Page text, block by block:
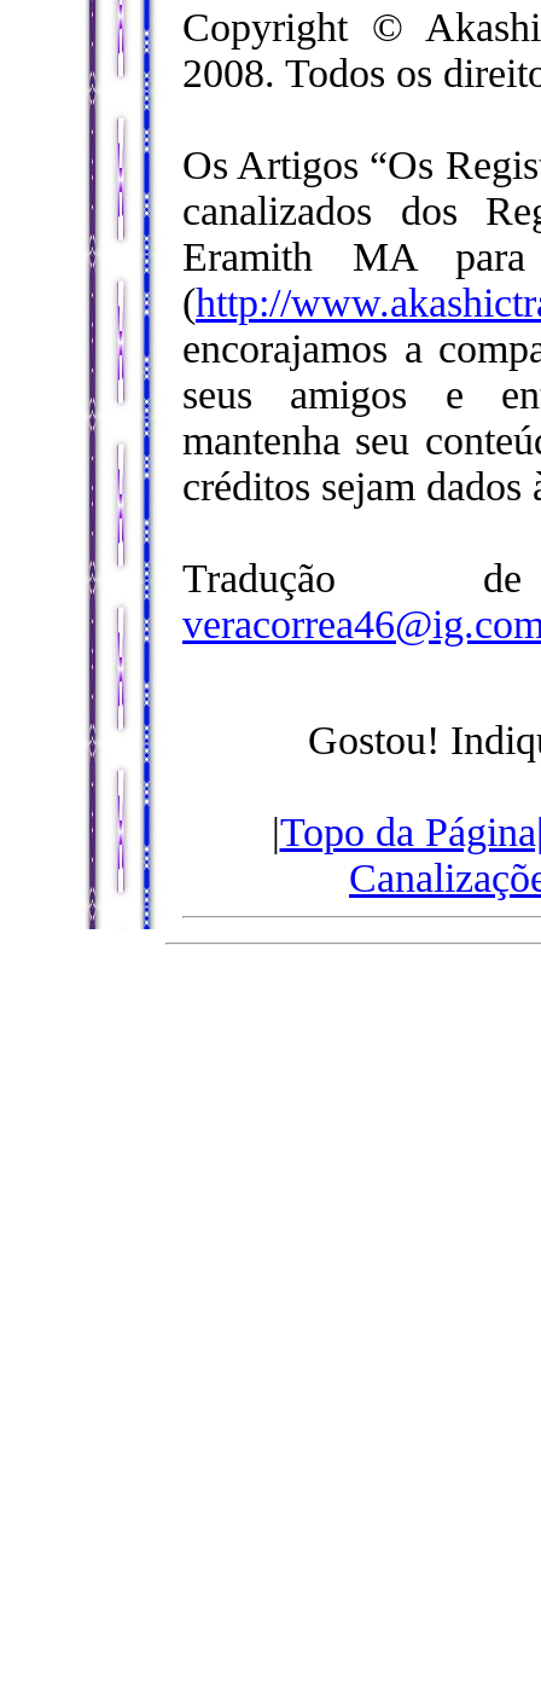
Copyright ©
2008. Todos os
Os Artigos “Os
canalizados dos
Eramith MA para
(http://www.
encorajamos a
seus amigos e
mantenha seu
créditos sejam dados
Tradução
Gostou!
|Topo da